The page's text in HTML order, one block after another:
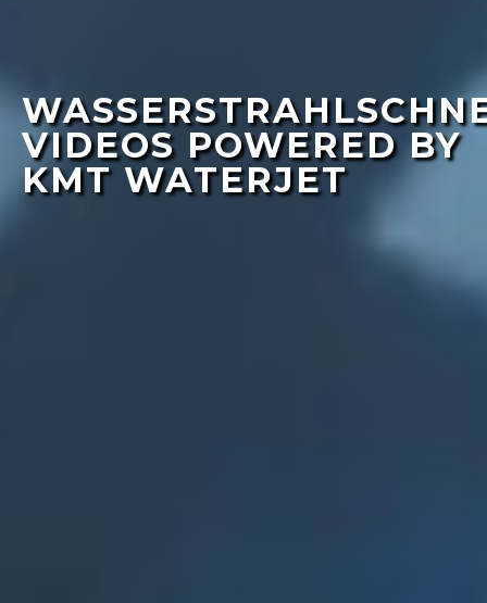
VIDEOS POWERED BY
KMT WATERJET